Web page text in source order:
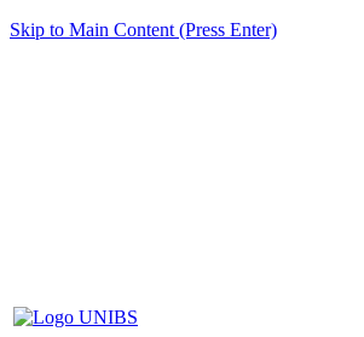
Skip to Main Content (Press Enter)